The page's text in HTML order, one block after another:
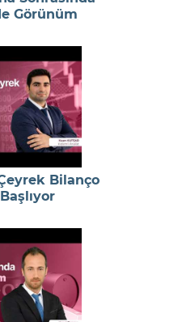
Görünüm
Bilanço